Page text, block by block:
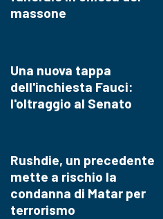
massone
Una nuova tappa
dell'inchiesta Fauci:
l'oltraggio al Senato
Rushdie, un precedente
mette a rischio la
condanna di Matar per
terrorismo